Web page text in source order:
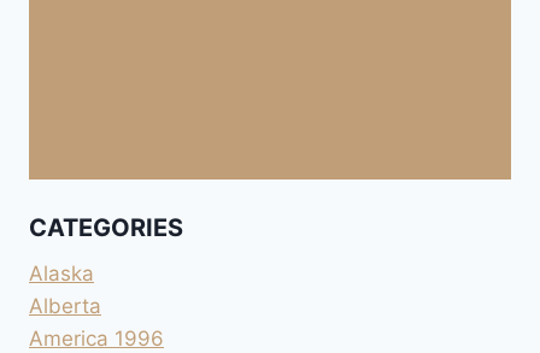
CATEGORIES
Alaska
Alberta
America 1996